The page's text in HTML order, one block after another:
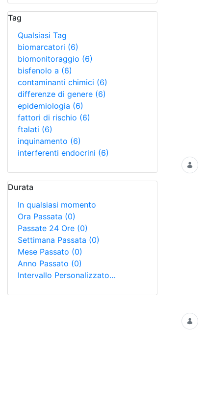
Tag
Qualsiasi Tag
biomarcatori (6)
biomonitoraggio (6)
bisfenolo a (6)
contaminanti chimici (6)
differenze di genere (6)
epidemiologia (6)
fattori di rischio (6)
ftalati (6)
inquinamento (6)
interferenti endocrini (6)
Durata
In qualsiasi momento
Ora Passata (0)
Passate 24 Ore (0)
Settimana Passata (0)
Mese Passato (0)
Anno Passato (0)
Intervallo Personalizzato…